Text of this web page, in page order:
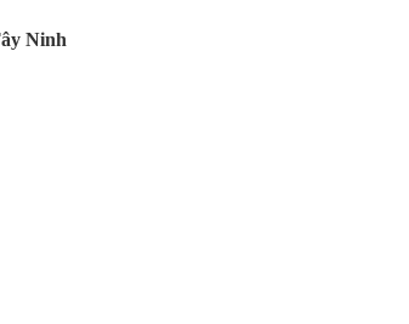
Ninh